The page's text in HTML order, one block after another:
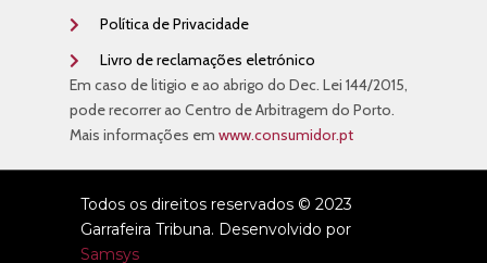
Política de Privacidade
Livro de reclamações eletrónico
Em caso de litigio e ao abrigo do Dec. Lei 144/2015,
pode recorrer ao Centro de Arbitragem do Porto.
Mais informações em www.consumidor.pt
Todos os direitos reservados © 2023
Garrafeira Tribuna. Desenvolvido por
Samsys